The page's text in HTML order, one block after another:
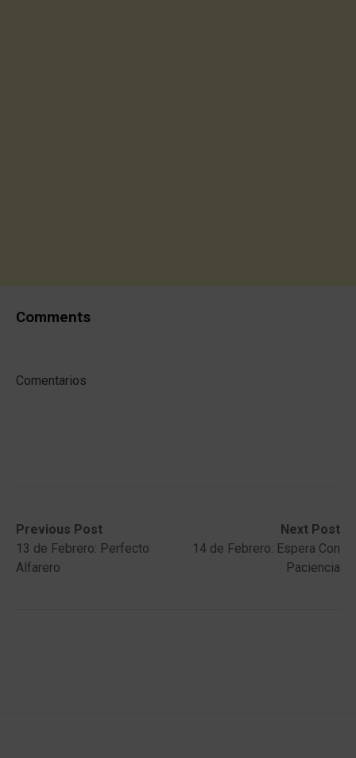
Comments
Comentarios
Post
navigation
Previous Post
Previous
post:13 de Febrero: Perfecto
Alfarero
Next Post
Next
post:
14 de Febrero: Espera Con
Paciencia